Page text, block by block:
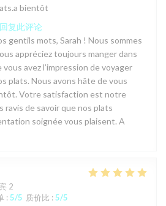
bientôt
复此评论
gentils mots, Sarah ! Nous sommes
appréciez toujours manger dans
avez l’impression de voyager
plats. Nous avons hâte de vous
Votre satisfaction est notre
ravis de savoir que nos plats
soignée vous plaisent. A
2
: 5/5 质价比 : 5/5